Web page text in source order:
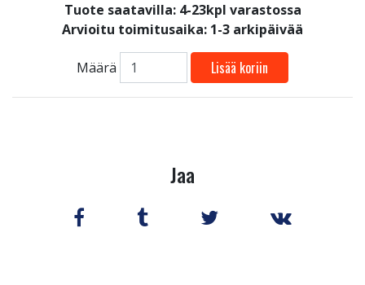
Tuote saatavilla: 4-23kpl varastossa
Arvioitu toimitusaika: 1-3 arkipäivää
Määrä Lisää koriin
Jaa